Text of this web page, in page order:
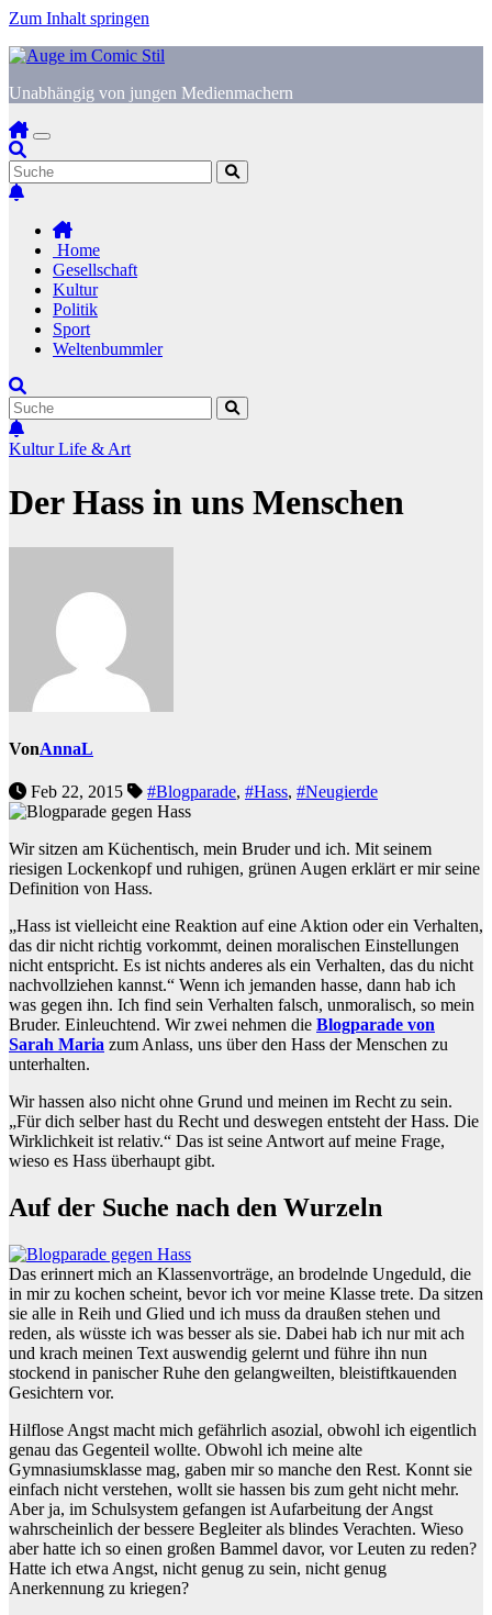
Zum Inhalt springen
Unabhängig von jungen Medienmachern
Home
Gesellschaft
Kultur
Politik
Sport
Weltenbummler
KulturLife & Art
Der Hass in uns Menschen
VonAnnaL
Feb 22, 2015 #Blogparade, #Hass, #Neugierde
Wir sitzen am Küchentisch, mein Bruder und ich. Mit seinem
riesigen Lockenkopf und ruhigen, grünen Augen erklärt er mir seine
Definition von Hass.
„Hass ist vielleicht eine Reaktion auf eine Aktion oder ein Verhalten,
das dir nicht richtig vorkommt, deinen moralischen Einstellungen
nicht entspricht. Es ist nichts anderes als ein Verhalten, das du nicht
nachvollziehen kannst.“ Wenn ich jemanden hasse, dann hab ich
was gegen ihn. Ich find sein Verhalten falsch, unmoralisch, so mein
Bruder. Einleuchtend. Wir zwei nehmen die Blogparade von
Sarah Maria zum Anlass, uns über den Hass der Menschen zu
unterhalten.
Wir hassen also nicht ohne Grund und meinen im Recht zu sein.
„Für dich selber hast du Recht und deswegen entsteht der Hass. Die
Wirklichkeit ist relativ.“ Das ist seine Antwort auf meine Frage,
wieso es Hass überhaupt gibt.
Auf der Suche nach den Wurzeln
Das erinnert mich an Klassenvorträge, an brodelnde Ungeduld, die
in mir zu kochen scheint, bevor ich vor meine Klasse trete. Da sitzen
sie alle in Reih und Glied und ich muss da draußen stehen und
reden, als wüsste ich was besser als sie. Dabei hab ich nur mit ach
und krach meinen Text auswendig gelernt und führe ihn nun
stockend in panischer Ruhe den gelangweilten, bleistiftkauenden
Gesichtern vor.
Hilflose Angst macht mich gefährlich asozial, obwohl ich eigentlich
genau das Gegenteil wollte. Obwohl ich meine alte
Gymnasiumsklasse mag, gaben mir so manche den Rest. Konnt sie
einfach nicht verstehen, wollt sie hassen bis zum geht nicht mehr.
Aber ja, im Schulsystem gefangen ist Aufarbeitung der Angst
wahrscheinlich der bessere Begleiter als blindes Verachten. Wieso
aber hatte ich so einen großen Bammel davor, vor Leuten zu reden?
Hatte ich etwa Angst, nicht genug zu sein, nicht genug
Anerkennung zu kriegen?